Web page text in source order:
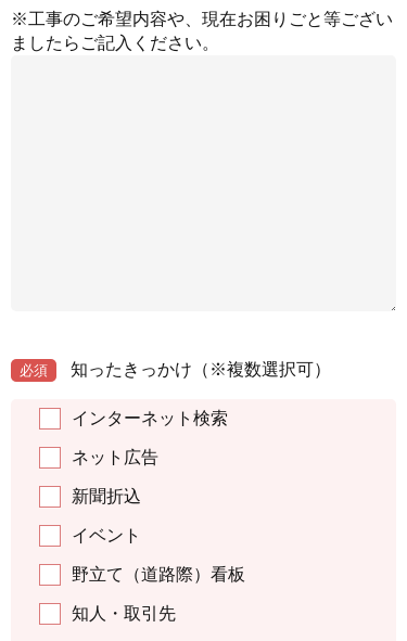
※工事のご希望内容や、現在お困りごと等ござい
ましたらご記入ください。
必須 知ったきっかけ （※複数選択可）
インターネット検索
ネット広告
新聞折込
イベント
野立て（道路際）看板
知人・取引先